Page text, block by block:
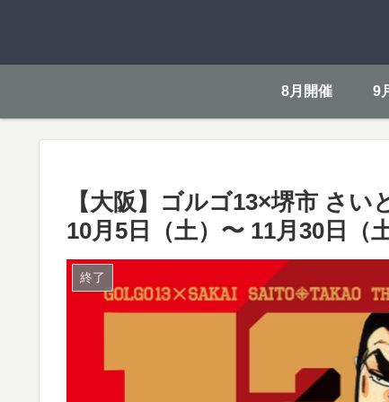
8月開催 9
【大阪】ゴルゴ13×堺市 さい
10月5日（土）〜 11月30日（土
終了